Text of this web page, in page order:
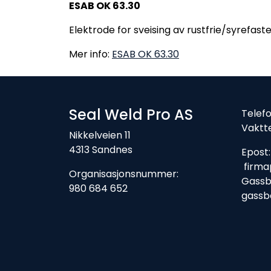
ESAB OK 63.30
Elektrode for sveising av rustfrie/
Mer info: ESAB OK 63.30
Seal Weld Pro AS
Nikkelveien 11
4313 Sandnes
Organisasjonsnummer:
980 684 652